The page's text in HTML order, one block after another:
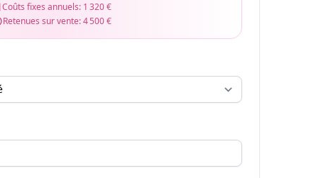
Coûts fixes annuels: 1 320 €
Retenues sur vente:4 500 €